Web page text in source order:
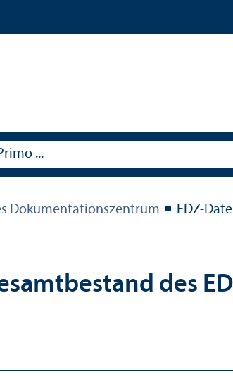
Dokumentations­zentrum EDZ-
des